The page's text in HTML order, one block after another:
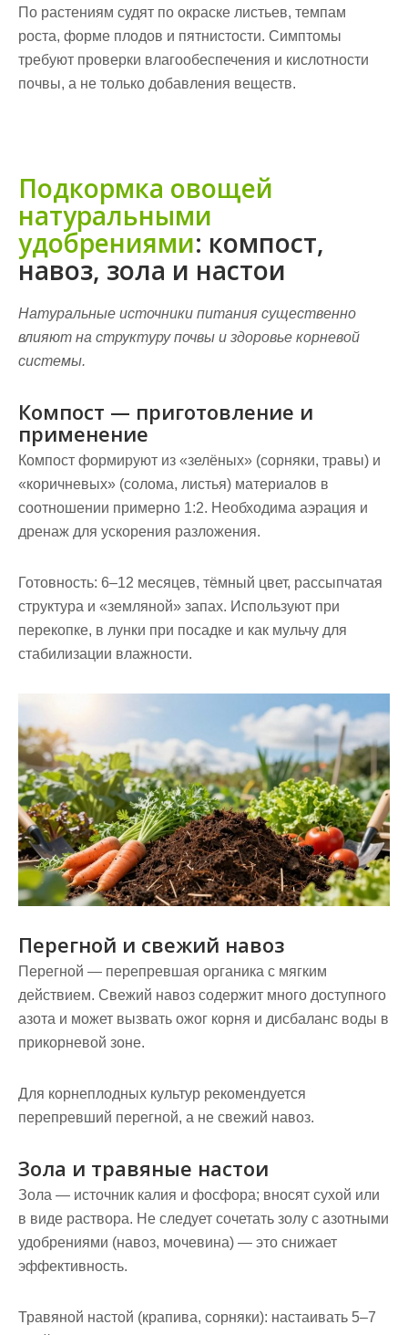
По растениям судят по окраске листьев, темпам
роста, форме плодов и пятнистости. Симптомы
требуют проверки влагообеспечения и кислотности
почвы, а не только добавления веществ.
Подкормка овощей
натуральными
удобрениями: компост,
навоз, зола и настои
Натуральные источники питания существенно
влияют на структуру почвы и здоровье корневой
системы.
Компост — приготовление и
применение
Компост формируют из «зелёных» (сорняки, травы) и
«коричневых» (солома, листья) материалов в
соотношении примерно 1:2. Необходима аэрация и
дренаж для ускорения разложения.
Готовность: 6–12 месяцев, тёмный цвет, рассыпчатая
структура и «земляной» запах. Используют при
перекопке, в лунки при посадке и как мульчу для
стабилизации влажности.
Перегной и свежий навоз
Перегной — перепревшая органика с мягким
действием. Свежий навоз содержит много доступного
азота и может вызвать ожог корня и дисбаланс воды в
прикорневой зоне.
Для корнеплодных культур рекомендуется
перепревший перегной, а не свежий навоз.
Зола и травяные настои
Зола — источник калия и фосфора; вносят сухой или
в виде раствора. Не следует сочетать золу с азотными
удобрениями (навоз, мочевина) — это снижает
эффективность.
Травяной настой (крапива, сорняки): настаивать 5–7